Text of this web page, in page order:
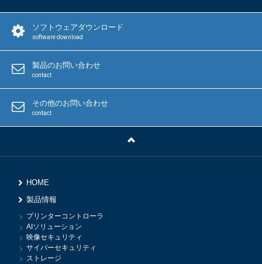
ソフトウェアダウンロード
software download
製品のお問い合わせ
contact
その他のお問い合わせ
contact
HOME
製品情報
プリンターコントローラ
AIソリューション
映像セキュリティ
サイバーセキュリティ
ストレージ